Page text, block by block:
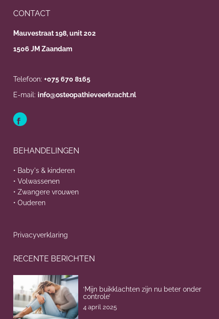
CONTACT
Mauvestraat 198, unit 202
1506 JM Zaandam
Telefoon: +075 670 8165
E-mail: info@osteopathieveerkracht.nl
BEHANDELINGEN
• Baby's & kinderen
• Volwassenen
• Zwangere vrouwen
• Ouderen
Privacyverklaring
RECENTE BERICHTEN
‘Mijn buikklachten zijn nu beter onder
controle’
4 april 2025